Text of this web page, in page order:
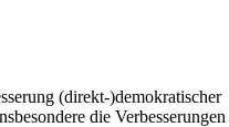
(direkt-)demokratischer
die